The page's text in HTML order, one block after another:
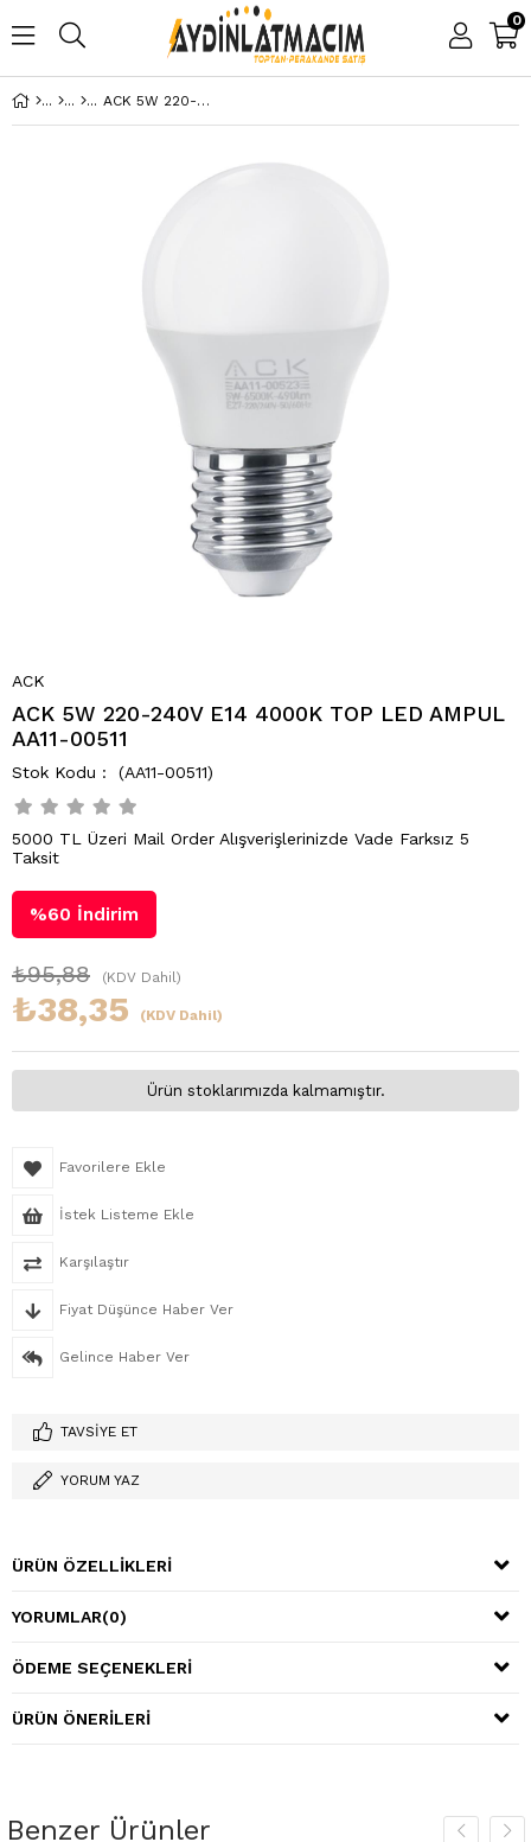
0
ACK 5W 220-240V E14 4000K TOP LED AMPUL AA11-00511
ACK
ACK 5W 220-240V E14 4000K TOP LED AMPUL
AA11-00511
(AA11-00511)
5000 TL Üzeri Mail Order Alışverişlerinizde Vade Farksız 5
Taksit
%60 İndirim
₺95,88 (KDV Dahil)
₺38,35 (KDV Dahil)
Ürün stoklarımızda kalmamıştır.
Favorilere Ekle
İstek Listeme Ekle
Karşılaştır
Fiyat Düşünce Haber Ver
Gelince Haber Ver
TAVSIYE ET
YORUM YAZ
ÜRÜN ÖZELLIKLERI
YORUMLAR(0)
ÖDEME SEÇENEKLERI
ÜRÜN ÖNERILERI
Benzer Ürünler